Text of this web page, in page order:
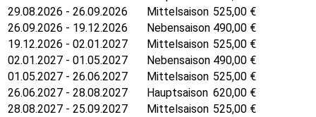
29.08.2026 - 26.09.2026
Mittelsaison 525,00 €
26.09.2026 - 19.12.2026
Nebensaison 490,00 €
19.12.2026 - 02.01.2027
Mittelsaison 525,00 €
02.01.2027 - 01.05.2027
Nebensaison 490,00 €
01.05.2027 - 26.06.2027
Mittelsaison 525,00 €
26.06.2027 - 28.08.2027
Hauptsaison 620,00 €
28.08.2027 - 25.09.2027
Mittelsaison 525,00 €